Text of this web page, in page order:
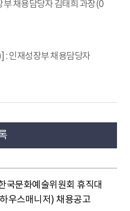
채용담당자 김태희 과장(0
인재성장부 채용담당자
국문화예술위원회 휴직대
우스매니저) 채용공고